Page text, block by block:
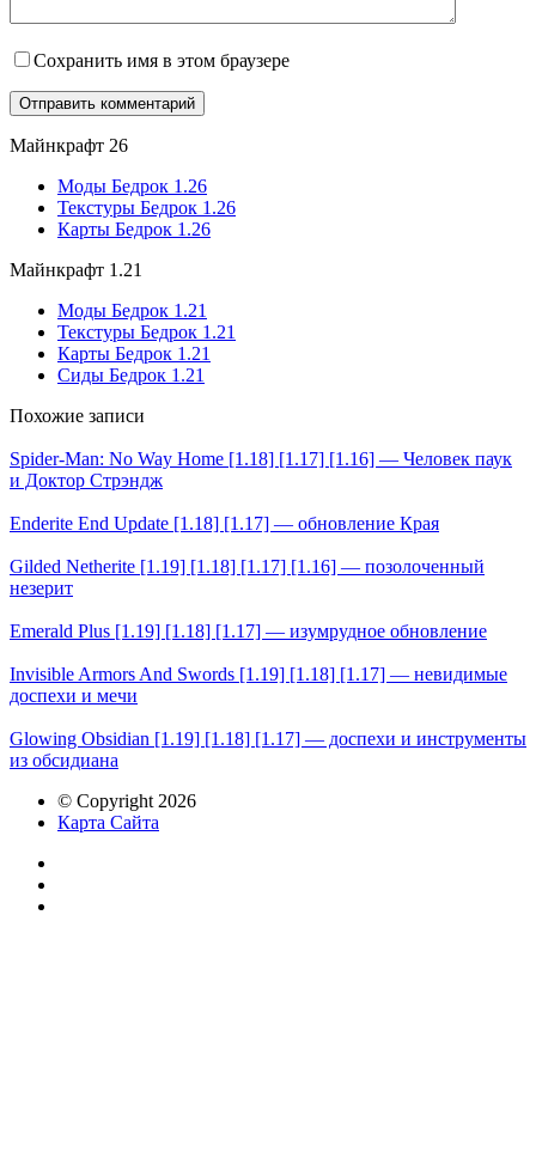
Сохранить имя в этом браузере
Майнкрафт 26
Моды Бедрок 1.26
Текстуры Бедрок 1.26
Карты Бедрок 1.26
Майнкрафт 1.21
Моды Бедрок 1.21
Текстуры Бедрок 1.21
Карты Бедрок 1.21
Сиды Бедрок 1.21
Похожие записи
Spider-Man: No Way Home [1.18] [1.17] [1.16] — Человек паук
и Доктор Стрэндж
Enderite End Update [1.18] [1.17] — обновление Края
Gilded Netherite [1.19] [1.18] [1.17] [1.16] — позолоченный
незерит
Emerald Plus [1.19] [1.18] [1.17] — изумрудное обновление
Invisible Armors And Swords [1.19] [1.18] [1.17] — невидимые
доспехи и мечи
Glowing Obsidian [1.19] [1.18] [1.17] — доспехи и инструменты
из обсидиана
© Copyright 2026
Карта Сайта